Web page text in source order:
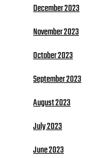
December 2023
November 2023
October 2023
September 2023
August 2023
July 2023
June 2023